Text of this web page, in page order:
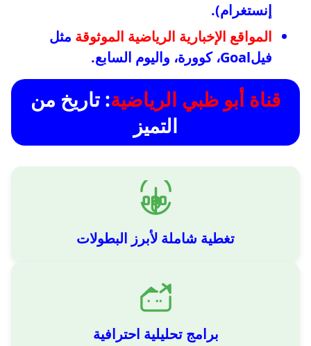
إنستغرام).
المواقع الإخبارية الرياضية الموثوقة مثل
فيلGoal، كوورة، واليوم السابع.
قناة أبو ظبي الرياضية: تاريخ من
التميز
تغطية شاملة لأبرز البطولات
برامج تحليلية احترافية